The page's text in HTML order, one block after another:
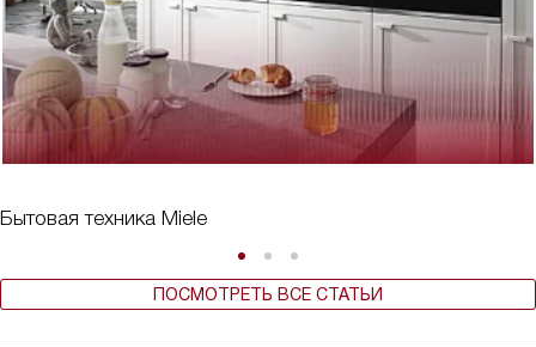
Бытовая техника Miele
ПОСМОТРЕТЬ ВСЕ СТАТЬИ